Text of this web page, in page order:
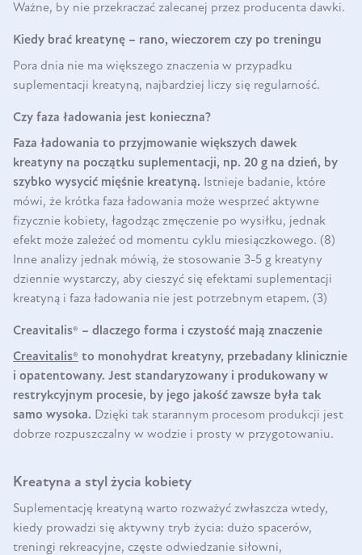
Ważne, by nie przekraczać zalecanej przez producenta dawki.
Kiedy brać kreatynę – rano, wieczorem czy po treningu
Pora dnia nie ma większego znaczenia w przypadku
suplementacji kreatyną, najbardziej liczy się regularność.
Czy faza ładowania jest konieczna?
Faza ładowania to przyjmowanie większych dawek
kreatyny na początku suplementacji, np. 20 g na dzień, by
szybko wysycić mięśnie kreatyną.
Istnieje badanie, które
mówi, że krótka faza ładowania może wesprzeć aktywne
fizycznie kobiety, łagodząc zmęczenie po wysiłku, jednak
efekt może zależeć od momentu cyklu miesiączkowego. (8)
Inne analizy jednak mówią, że stosowanie 3-5 g kreatyny
dziennie wystarczy, aby cieszyć się efektami suplementacji
kreatyną i faza ładowania nie jest potrzebnym etapem. (3)
Creavitalis® – dlaczego forma i czystość mają znaczenie
Creavitalis® to monohydrat kreatyny, przebadany klinicznie
i opatentowany. Jest standaryzowany i produkowany w
restrykcyjnym procesie, by jego jakość zawsze była tak
samo wysoka. Dzięki tak starannym procesom produkcji jest
dobrze rozpuszczalny w wodzie i prosty w przygotowaniu.
Kreatyna a styl życia kobiety
Suplementację kreatyną warto rozważyć zwłaszcza wtedy,
kiedy prowadzi się aktywny tryb życia: dużo spacerów,
treningi rekreacyjne, częste odwiedzanie siłowni,